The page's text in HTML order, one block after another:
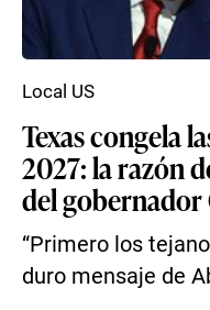
Texas congela
2027: la razón
del
“Primero los
duro mensaje de
Local US